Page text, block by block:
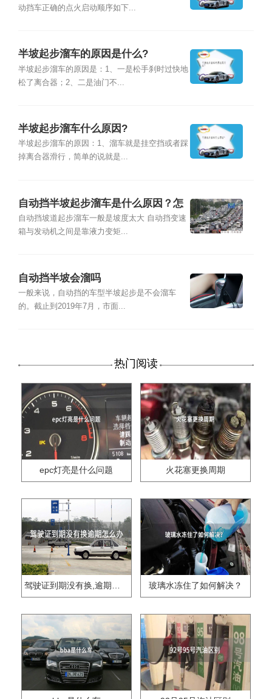
动挡车正确的点火启动顺序如下...
半坡起步溜车的原因是什么?
半坡起步溜车的原因是：1、一是松手刹时过快地
松了离合器；2、二是油门不...
半坡起步溜车什么原因?
半坡起步溜车的原因：1、溜车就是挂空挡或者踩
掉离合器滑行，简单的说就是...
自动挡半坡起步溜车是什么原因？怎
么办？
自动挡坡道起步溜车一般是坡度太大 自动挡变速
箱与发动机之间是靠液力变矩...
自动挡半坡会溜吗
一般来说，自动挡的车型半坡起步是不会溜车
的。截止到2019年7月，市面...
热门阅读
epc灯亮是什么问题 火花塞更换周期
驾驶证到期没有换,逾期怎么办?? 玻璃水冻住了如何解决？